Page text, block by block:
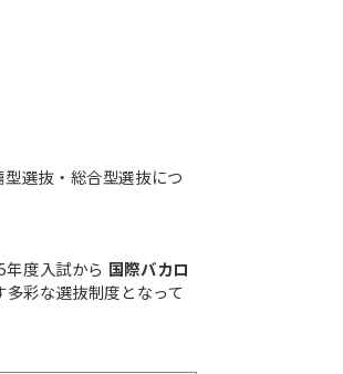
選抜・総合型選抜につ
度入試から 国際バカロ
彩な選抜制度となって